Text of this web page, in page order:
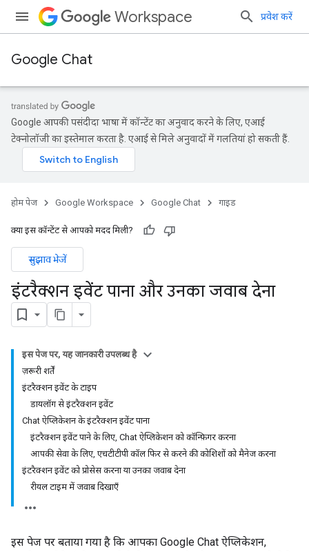
Workspace प्रवेश करें
Google Chat
Google आपकी पसंदीदा भाषा में कॉन्टेंट का अनुवाद करने के लिए, एआई
टेक्नोलॉजी का इस्तेमाल करता है. एआई से मिले अनुवादों में गलतियां हो सकती हैं.
होम पेज Google Workspace Google Chat गाइड
क्या इस कॉन्टेंट से आपको मदद मिली?
सुझाव भेजें
इंटरैक्शन इवेंट पाना और उनका जवाब देना
इस पेज पर, यह जानकारी उपलब्ध है
ज़रूरी शर्तें
इंटरैक्शन इवेंट के टाइप
डायलॉग से इंटरैक्शन इवेंट
Chat ऐप्लिकेशन के इंटरैक्शन इवेंट पाना
इंटरैक्शन इवेंट पाने के लिए, Chat ऐप्लिकेशन को कॉन्फ़िगर करना
आपकी सेवा के लिए, एचटीटीपी कॉल फिर से करने की कोशिशों को मैनेज करना
इंटरैक्शन इवेंट को प्रोसेस करना या उनका जवाब देना
रीयल टाइम में जवाब दिखाएँ
इस पेज पर बताया गया है कि आपका Google Chat ऐप्लिकेशन,